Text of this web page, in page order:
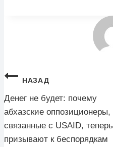
Навигация
по
записям
НАЗАД
Денег не будет: почему
абхазские оппозиционеры,
связанные с USAID, теперь
призывают к беспорядкам